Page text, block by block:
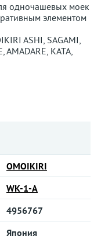
одночашевых моек
элементом
ASHI, SAGAMI,
AMADARE, KATA,
OMOIKIRI
WK-1-A
4956767
Япония